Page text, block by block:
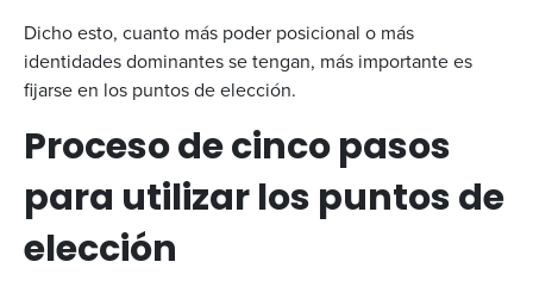
Dicho esto, cuanto más poder posicional o más
identidades dominantes se tengan, más importante es
fijarse en los puntos de elección.
Proceso de cinco pasos
para utilizar los puntos de
elección